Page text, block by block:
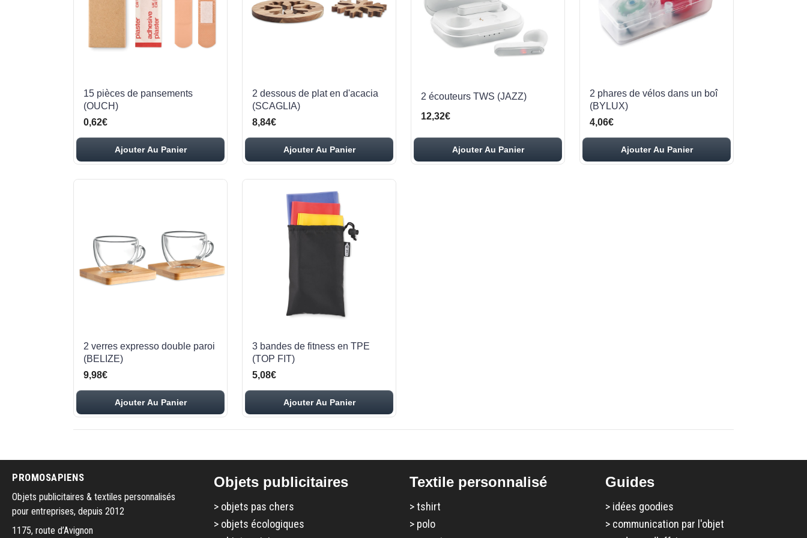
15 pièces de pansements
(OUCH)
0,62€
Ajouter Au Panier
2 dessous de plat en d'acacia
(SCAGLIA)
8,84€
Ajouter Au Panier
2 écouteurs TWS (JAZZ)
12,32€
Ajouter Au Panier
2 phares de vélos dans un boî
(BYLUX)
4,06€
Ajouter Au Panier
2 verres expresso double paroi
(BELIZE)
9,98€
Ajouter Au Panier
3 bandes de fitness en TPE
(TOP FIT)
5,08€
Ajouter Au Panier
PROMOSAPIENS
Objets publicitaires & textiles personnalisés
pour entreprises, depuis 2012
1175, route d’Avignon
Objets publicitaires
> objets pas chers
> objets écologiques
Textile personnalisé
>tshirt
> polo
Guides
> idées goodies
> communication par l'objet